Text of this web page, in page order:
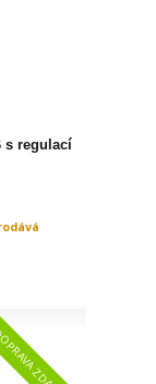
s regulací
ZDARMA